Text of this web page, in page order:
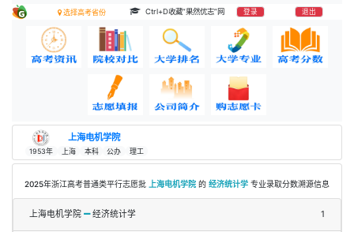
选择高考省份 Ctrl+D收藏“果然优志”网 登录 退出
上海电机学院
1953年 上海 本科 公办 理工
2025年浙江高考普通类平行志愿批 上海电机学院 的 经济统计学 专业录取分数溯源信息
上海电机学院 经济统计学 1